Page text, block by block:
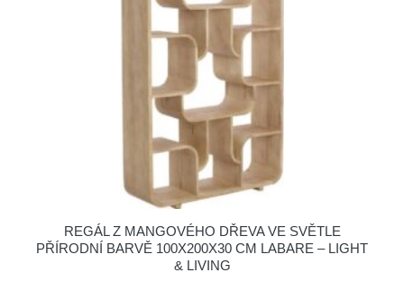
REGÁL Z MANGOVÉHO DŘEVA VE SVĚTLE
PŘÍRODNÍ BARVĚ 100X200X30 CM LABARE – LIGHT
& LIVING